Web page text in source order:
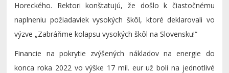
Horeckého. Rektori konštatujú, že došlo k čiastočnému
naplneniu požiadaviek vysokých škôl, ktoré deklarovali vo
výzve „Zabráňme kolapsu vysokých škôl na Slovensku!“
Financie na pokrytie zvýšených nákladov na energie do
konca roka 2022 vo výške 17 mil. eur už boli na jednotlivé